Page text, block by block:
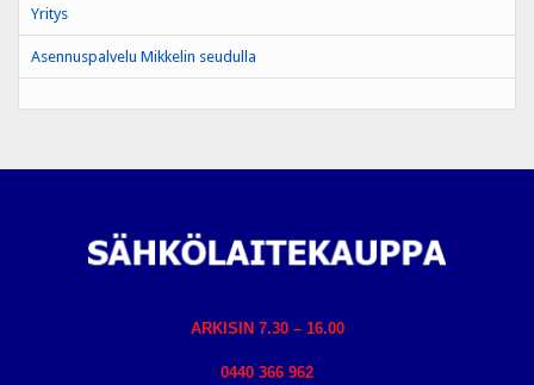
Yritys
Asennuspalvelu Mikkelin seudulla
ARKISIN 7.30 – 16.00
0440 366 962